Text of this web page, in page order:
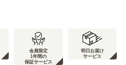
会員限定
1年間の
保証サービス
明日お届け
サービス